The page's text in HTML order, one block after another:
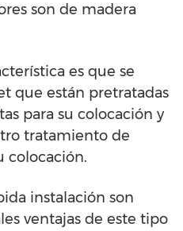
son de madera
es que se
que están pretratadas
para su colocación y
tratamiento de
colocación.
instalación son
ventajas de este tipo